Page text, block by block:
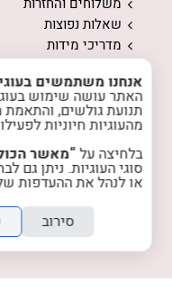
שאלות נפוצות
מדריכי מידות
המלצות לשמירה על
אודות
המלצות מלקוחות
טיפים והשראה
רכישות מרוכזות
הצטרפות למועדון
צרו קשר
מדיניות האתר
אנחנו משתמשים
האתר עושה שימוש
תנועת גולשים,
מהעוגיות חיוניות
בלחיצה על“מאשר
סוגי העוגיות. ניתן גם
או לנהל את ההעדפות
סירוב